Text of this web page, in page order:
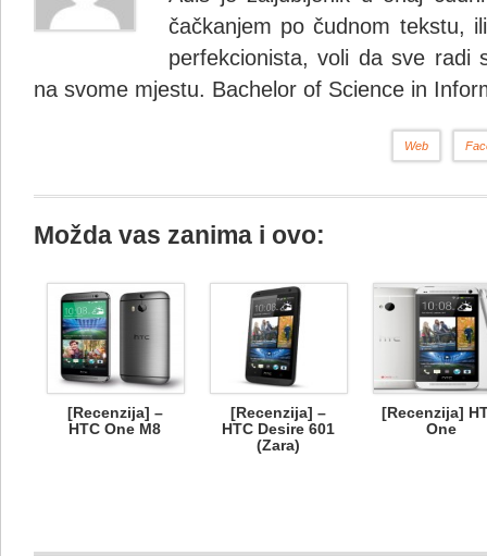
čačkanjem po čudnom tekstu,
perfekcionista, voli da sve radi
na svome mjestu. Bachelor of Science in
Web
Možda vas zanima i ovo:
[Recenzija] –
HTC One M8
[Recenzija] –
HTC Desire 601
(Zara)
[Recenzija]
One